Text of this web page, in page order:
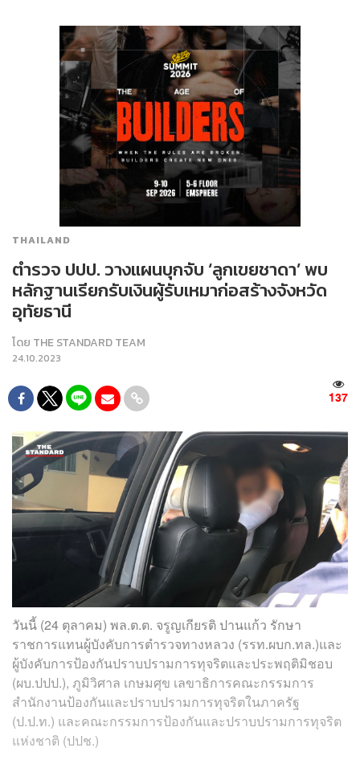
THAILAND
ตำรวจ ปปป. วางแผนบุกจับ ‘ลูกเขยชาดา’ พบ
หลักฐานเรียกรับเงินผู้รับเหมาก่อสร้างจังหวัด
อุทัยธานี
โดย THE STANDARD TEAM
24.10.2023
137
วันนี้ (24 ตุลาคม) พล.ต.ต. จรูญเกียรติ ปานแก้ว รักษา
ราชการแทนผู้บังคับการตำรวจทางหลวง (รรท.ผบก.ทล.)และ
ผู้บังคับการป้องกันปราบปรามการทุจริตและประพฤติมิชอบ
(ผบ.ปปป.), ภูมิวิศาล เกษมศุข เลขาธิการคณะกรรมการ
สำนักงานป้องกันและปราบปรามการทุจริตในภาครัฐ
(ป.ป.ท.) และคณะกรรมการป้องกันและปราบปรามการทุจริต
แห่งชาติ (ปปช.)